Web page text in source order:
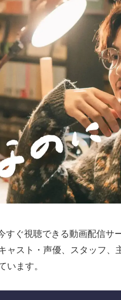
ぐ視聴できる動画配信サ
ャスト・声優、スタッフ、
います。